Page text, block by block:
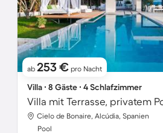
ab 253 € pro Nacht
Villa ∙ 8 Gäste ∙ 4 Schlafzimmer
Cielo de Bonaire, Alcúdia, Spanien
Pool